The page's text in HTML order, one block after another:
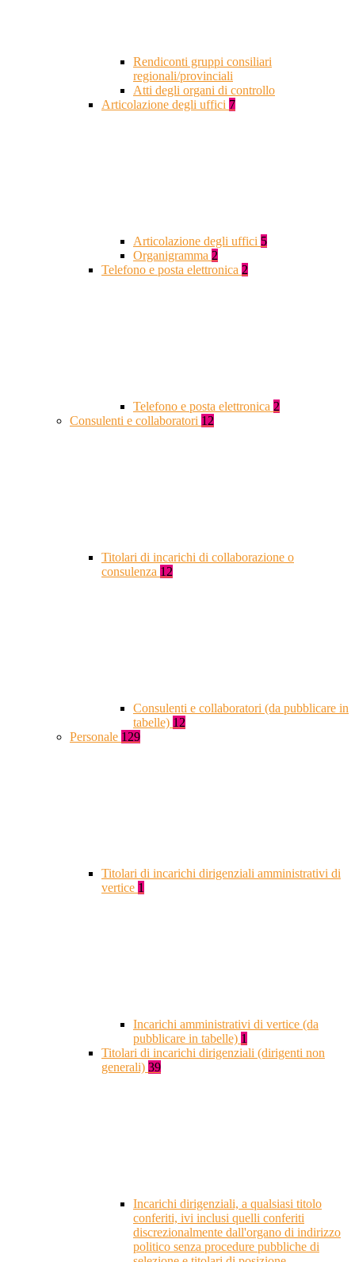
Rendiconti gruppi consiliari
regionali/provinciali
Atti degli organi di controllo
Articolazione degli uffici 7
Articolazione degli uffici 5
Organigramma 2
Telefono e posta elettronica 2
Telefono e posta elettronica 2
Consulenti e collaboratori 12
Titolari di incarichi di collaborazione o
consulenza 12
Consulenti e collaboratori (da pubblicare in
tabelle) 12
Personale 129
Titolari di incarichi dirigenziali amministrativi di
vertice 1
Incarichi amministrativi di vertice (da
pubblicare in tabelle) 1
Titolari di incarichi dirigenziali (dirigenti non
generali) 39
Incarichi dirigenziali, a qualsiasi titolo
conferiti, ivi inclusi quelli conferiti
discrezionalmente dall'organo di indirizzo
politico senza procedure pubbliche di